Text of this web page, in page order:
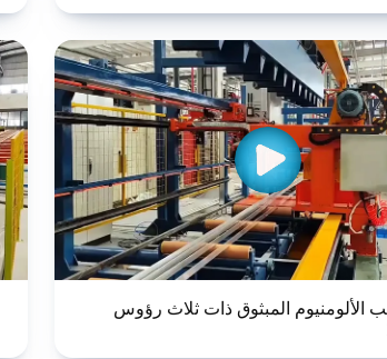
الألومنيوم المبثوق ذات ثلاث رؤوس